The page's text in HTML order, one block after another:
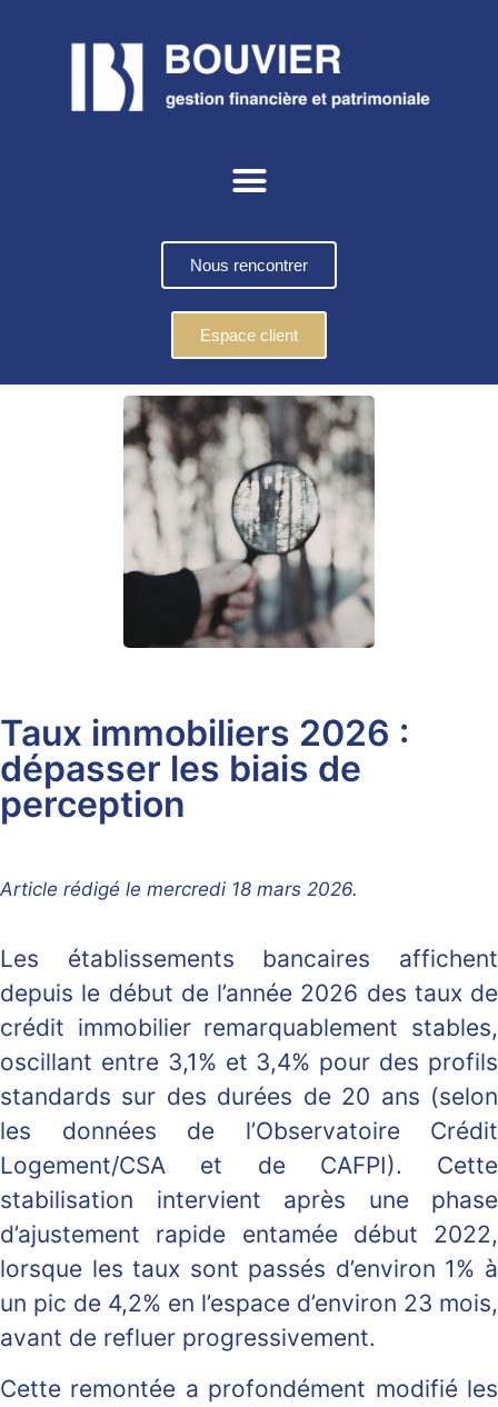
Nous rencontrer
Espace client
Taux immobiliers 2026 :
dépasser les biais de
perception
Article rédigé le mercredi 18 mars 2026.
Les établissements bancaires affichent
depuis le début de l’année 2026 des taux de
crédit immobilier remarquablement stables,
oscillant entre 3,1% et 3,4% pour des profils
standards sur des durées de 20 ans (selon
les données de l’Observatoire Crédit
Logement/CSA et de CAFPI). Cette
stabilisation intervient après une phase
d’ajustement rapide entamée début 2022,
lorsque les taux sont passés d’environ 1% à
un pic de 4,2% en l’espace d’environ 23 mois,
avant de refluer progressivement.
Cette remontée a profondément modifié les